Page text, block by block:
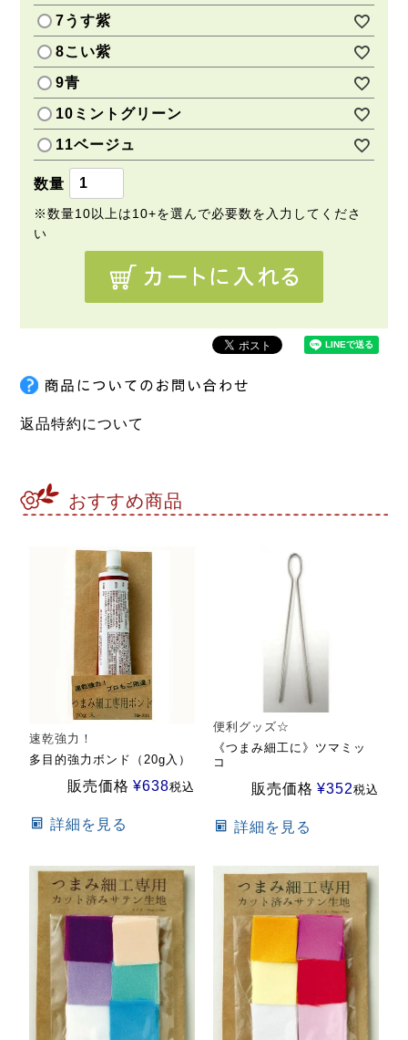
7うす紫
8こい紫
9青
10ミントグリーン
11ベージュ
返品特約について
おすすめ商品
速乾強力！
多目的強力ボンド（20g入）
販売価格 ¥638税込
詳細を見る
便利グッズ☆
《つまみ細工に》ツマミッ
コ
販売価格 ¥352税込
詳細を見る